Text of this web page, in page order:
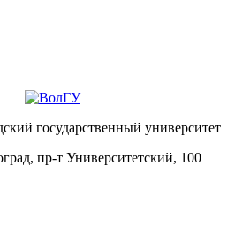
государственный университет
пр-т Университетский, 100